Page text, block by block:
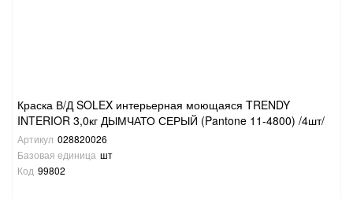
Краска В/Д SOLEX интерьерная моющаяся TRENDY
INTERIOR 3,0кг ДЫМЧАТО СЕРЫЙ (Pantone 11-4800) /4шт/
Артикул 028820026
Базовая единица шт
Код 99802